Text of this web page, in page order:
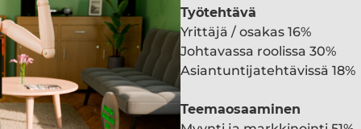
Työtehtävä
Yrittäjä / osakas 16%
Johtavassa roolissa 30%
Asiantuntijatehtävissä 18%
Teemaosaaminen